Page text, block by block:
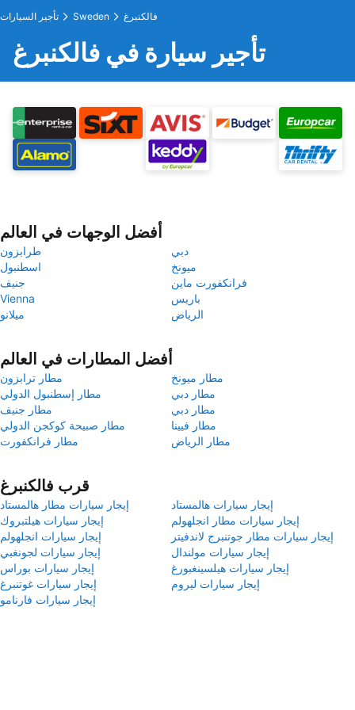
تأجير السيارات Sweden فالكنبرغ
تأجير سيارة في فالكنبرغ
أفضل الوجهات في العالم
طرابزون
دبي
اسطنبول
ميونخ
جنيف
فرانكفورت ماين
Vienna
باريس
ميلانو
الرياض
أفضل المطارات في العالم
مطار ترابزون
مطار ميونخ
مطار إسطنبول الدولي
مطار دبي
مطار جنيف
مطار دبي
مطار صبيحة كوكجن الدولي
مطار فيينا
مطار فرانكفورت
مطار الرياض
قرب فالكنبرغ
إيجار سيارات مطار هالمستاد
إيجار سيارات هالمستاد
إيجار سيارات هيلتبروك
إيجار سيارات مطار انجلهولم
إيجار سيارات انجلهولم
إيجار سيارات مطار جوتنبرج لاندفيتر
إيجار سيارات لجونغبي
إيجار سيارات مولندال
إيجار سيارات بوراس
إيجار سيارات هيلسينغبورغ
إيجار سيارات غوتنبرغ
إيجار سيارات ليروم
إيجار سيارات فارنامو